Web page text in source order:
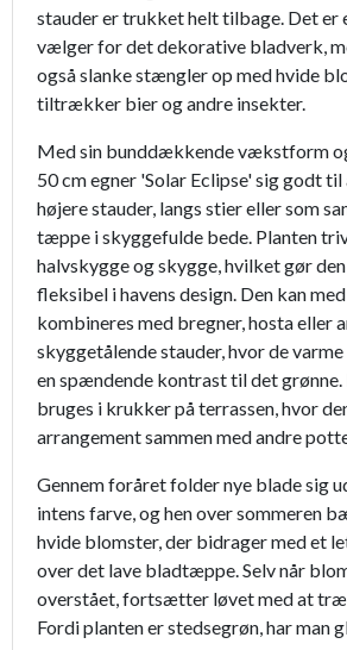
stauder er trukket helt tilbage. Det er
vælger for det dekorative bladverk,
også slanke stængler op med hvide
tiltrækker bier og andre insekter.
Med sin bunddækkende vækstform
50 cm egner 'Solar Eclipse' sig godt
højere stauder, langs stier eller som
tæppe i skyggefulde bede. Planten
halvskygge og skygge, hvilket gør
fleksibel i havens design. Den kan
kombineres med bregner, hosta eller
skyggetålende stauder, hvor de
en spændende kontrast til det grønne.
bruges i krukker på terrassen, hvor
arrangement sammen med andre
Gennem foråret folder nye blade sig
intens farve, og hen over sommeren
hvide blomster, der bidrager med et
over det lave bladtæppe. Selv når
overstået, fortsætter løvet med at
Fordi planten er stedsegrøn, har man